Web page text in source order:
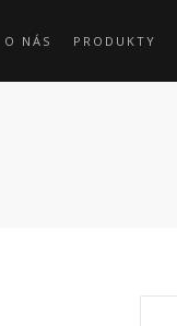
O NÁS PRODUKTY